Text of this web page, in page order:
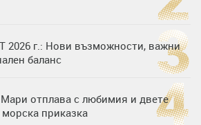
2026 г.: Нови възможности, важни
баланс
отплава с любимия и двете
приказка